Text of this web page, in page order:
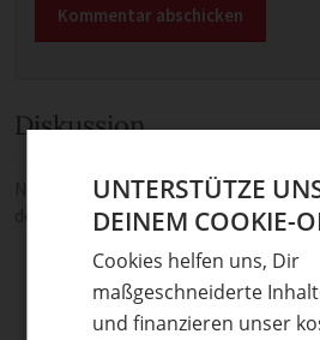
Diskussion
Noch keine Kommentare — sei die Erste
deine Meinung.
UNTERSTÜTZE
DEINEM COOKIE-
Cookies helfen uns, Dir
maßgeschneiderte
und finanzieren unser